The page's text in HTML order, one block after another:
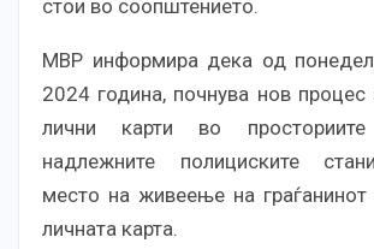
стои во соопштението.
МВР информира дека од
2024 година, почнува нов
лични карти во
надлежните полициските
место на живеење на
личната карта.